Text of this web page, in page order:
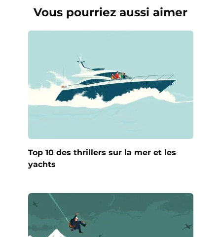
Vous pourriez aussi aimer
Top 10 des thrillers sur la mer et les
yachts